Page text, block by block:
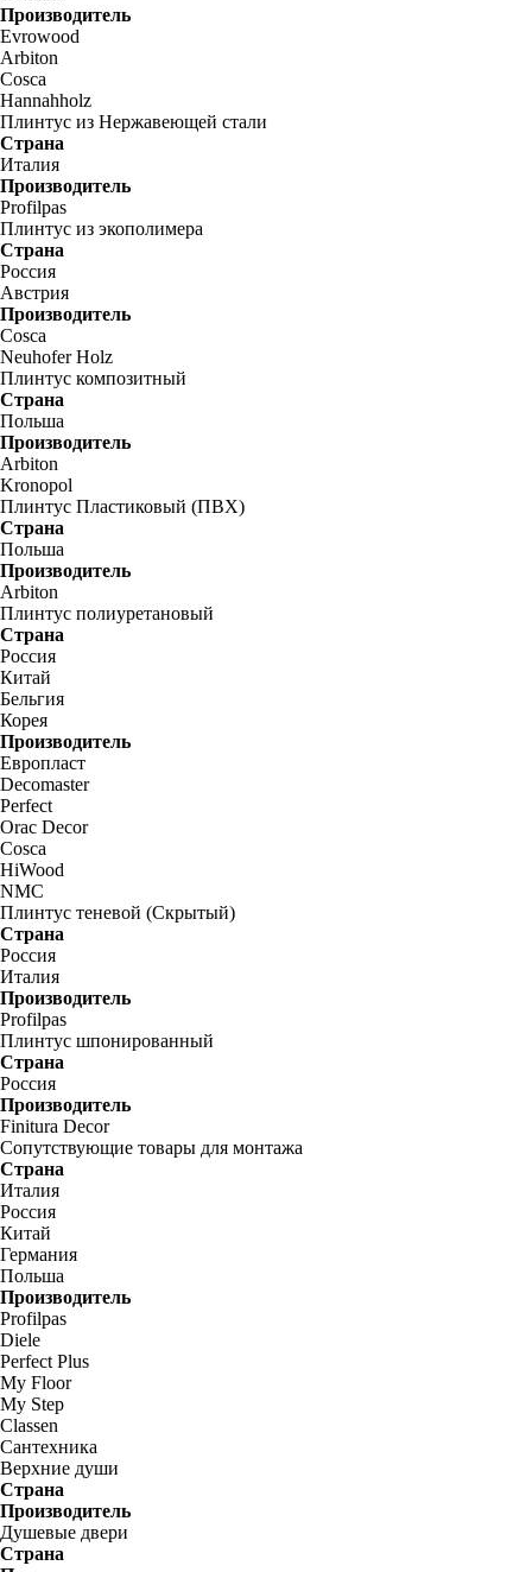
Производитель
Evrowood
Arbiton
Cosca
Hannahholz
Плинтус из Нержавеющей стали
Страна
Италия
Производитель
Profilpas
Плинтус из экополимера
Страна
Россия
Австрия
Производитель
Cosca
Neuhofer Holz
Плинтус композитный
Страна
Польша
Производитель
Arbiton
Kronopol
Плинтус Пластиковый (ПВХ)
Страна
Польша
Производитель
Arbiton
Плинтус полиуретановый
Страна
Россия
Китай
Бельгия
Корея
Производитель
Европласт
Decomaster
Perfect
Orac Decor
Cosca
HiWood
NMC
Плинтус теневой (Скрытый)
Страна
Россия
Италия
Производитель
Profilpas
Плинтус шпонированный
Страна
Россия
Производитель
Finitura Decor
Сопутствующие товары для монтажа
Страна
Италия
Россия
Китай
Германия
Польша
Производитель
Profilpas
Diele
Perfect Plus
My Floor
My Step
Classen
Сантехника
Верхние души
Страна
Производитель
Душевые двери
Страна